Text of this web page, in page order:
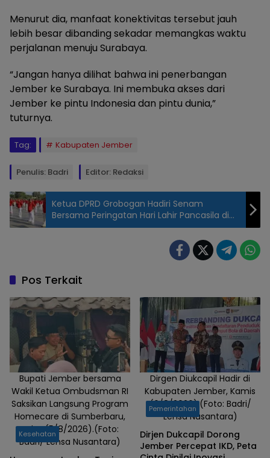
Menurut dia, manfaat konektivitas tersebut jauh
lebih besar dibanding sekadar memangkas waktu
perjalanan menuju Surabaya.
“Jangan hanya dilihat bahwa ini penerbangan
Jember ke Surabaya. Ini membuka akses dari
Jember ke pintu Indonesia dan pintu dunia,”
tuturnya.
Tag: Kabupaten Jember
Penulis: Badri Editor: Redaksi
Notohadinegoro
(1/6/2026).
Lensa
Nusantara)
Ketua DPRD Grobogan Hadiri Senam
Bersama Peringatan Hari Lahir Pancasila di
Alun – alun Purwodadi
Pos Terkait
Bupati Jember bersama
Wakil Ketua Ombudsman RI
Saksikan Langsung Program
Homecare di Sumberbaru,
Rabu (5/8/2026).(Foto:
Badri/ Lensa Nusantara)
Kesehatan
Dirgen Diukcapil Hadir di
Kabupaten Jember, Kamis
(6/8/2026).(Foto: Badri/
Lensa Nusantara)
Pemerintahan
Dirjen Dukcapil Dorong
Jember Percepat IKD, Peta